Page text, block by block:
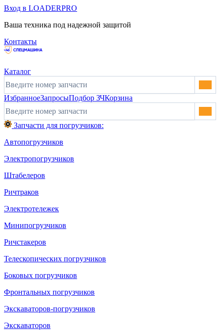
Вход в LOADERPRO
Ваша техника под надежной защитой
Контакты
Каталог
ИзбранноеЗапросыПодбор ЗЧКорзина
Запчасти для погрузчиков:
Автопогрузчиков
Электропогрузчиков
Штабелеров
Ричтраков
Электротележек
Минипогрузчиков
Ричстакеров
Телескопических погрузчиков
Боковых погрузчиков
Фронтальных погрузчиков
Экскаваторов-погрузчиков
Экскаваторов